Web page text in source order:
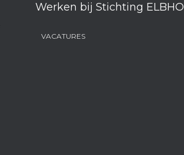
Werken bij Stichting ELBHO
VACATURES